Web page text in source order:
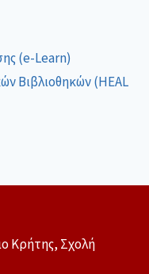
(e-Learn)
Βιβλιοθηκών (HEAL
Κρήτης, Σχολή